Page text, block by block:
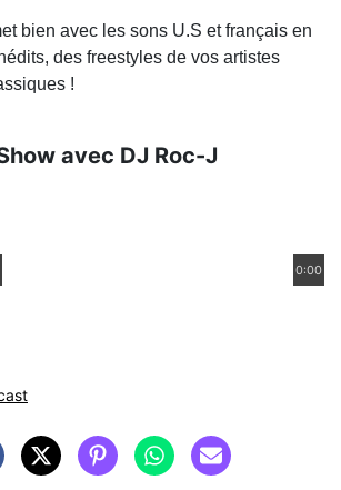
bien avec les sons U.S et français en
des freestyles de vos artistes
!
avec DJ Roc-J
0:00